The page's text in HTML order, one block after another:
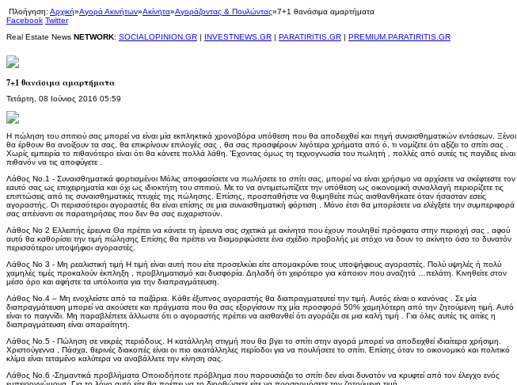
Πλοήγηση: Αρχική»Αγορά Ακινήτων»Ακίνητα»Αγοράζοντας & Πουλώντας»7+1 θανάσιμα αμαρτήματα
Facebook Twitter
Real Estate News NETWORK: SOCIALOPINION.GR | INVESTNEWS.GR | PARATIRITIS.GR | PREMIUM.PARATIRITIS.GR
7+1 θανάσιμα αμαρτήματα
Τετάρτη, 08 Ιούνιος 2016 05:59
Η πώληση του σπιτιού σας μπορεί να είναι μία εκπληκτικά χρονοβόρα υπόθεση που θα αποδειχθεί και πηγή συναισθηματικών εντάσεων. Ξένοι
θα έρθουν θα ανοίξουν τα σας, θα επικρίνουν επιλογές σας , θα σας προσφέρουν λιγότερα χρήματα από ό, τι νομίζετε ότι αξίζει το σπίτι σας .
Χωρίς εμπειρία το πιθανότερο είναι ότι θα κάνετε πολλά λάθη. Έχοντας όμως τη τεχνογνωσία του πωλητή , πολλές από αυτές τις παγίδες είναι
πιθανόν να τις αποφύγετε .
Λάθος No.1 - Συναισθηματικά φορτισμένοι Μόλις αποφασίσετε να πωλήσετε το σπίτι σας, μπορεί να είναι χρήσιμο να αρχίσετε να σκέφτεστε τον
εαυτό σας ως επιχειρηματία και όχι ως ιδιοκτήτη του σπιτιού. Με το να αντιμετωπίζετε την υπόθεση ως οικονομική συναλλαγή περιορίζετε τις
επιπτώσεις από τις συναισθηματικές πτυχές της πώλησης. Επίσης, προσπαθήστε να θυμηθείτε πώς αισθανθήκατε όταν ήσασταν εσείς
αγοραστής. Οι περισσότεροι αγοραστές θα είναι επίσης σε μια συναισθηματική φόρτιση . Μόνο έτσι θα μπορέσετε να ελέγξετε την συμπεριφορά
σας απέναντι σε παρατηρήσεις που δεν θα σας ευχαριστούν.
Λάθος Νο 2 Ελλειπής έρευνα Θα πρέπει να κάνετε τη έρευνα σας σχετικά με ακίνητα που έχουν πουληθεί πρόσφατα στην περιοχή σας , αφού
αυτό θα καθορίσει την τιμή πώλησης Επίσης θα πρέπει να διαμορφώσετε ένα σχέδιο προβολής με στόχο να δουν το ακίνητο όσο το δυνατόν
περισσότεροι υποψήφιοι αγοραστές.
Λάθος Νο 3 - Μη ρεαλιστική τιμή Η τιμή είναι αυτή που είτε προσελκύει είτε απομακρύνει τους υποψήφιους αγοραστές. Πολύ υψηλές ή πολύ
χαμηλές τιμές προκαλούν έκπληξη , προβληματισμό και δυσφορία. Δηλαδή ότι χειρότερο για κάποιον που αναζητά …πελάτη. Κινηθείτε στον
μέσο όρο και αφήστε τα υπόλοιπα για την διαπραγμάτευση.
Λάθος No.4 – Μη ενοχλείστε από τα παζάρια. Κάθε έξυπνος αγοραστής θα διαπραγματευτεί την τιμή. Αυτός είναι ο κανόνας . Σε μία
διαπραγμάτευση μπορεί να ακούσετε και πράγματα που θα σας εξοργίσουν πχ μία προσφορά 50% χαμηλότερη από την ζητούμενη τιμή. Αυτό
είναι το παιγνίδι. Μη παραβλέπετε άλλωστε ότι ο αγοραστής πρέπει να αισθανθεί ότι αγοράζει σε μια καλή τιμή . Για όλες αυτές τις αιτίες η
διαπραγμάτευση είναι απαραίτητη.
Λάθος No.5 - Πώληση σε νεκρές περιόδους. Η κατάλληλη στιγμή που θα βγει το σπίτι στην αγορά μπορεί να αποδειχθεί ιδιαίτερα χρήσιμη.
Χριστούγεννα , Πάσχα, θερινές διακοπές είναι οι πιο ακατάλληλες περίοδοι για να πουλήσετε το σπίτι. Επίσης όταν το οικονομικό και πολιτικό
κλίμα είναι τεταμένο καλύτερα να αναβάλλετε την κίνηση σας.
Λάθος No.6 -Σημαντικά προβλήματα Οποιοδήποτε πρόβλημα που παρουσιάζει το σπίτι δεν είναι δυνατόν να κρυφτεί από τον έλεγχο ενός